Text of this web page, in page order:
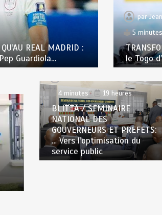
REAL MADRID :
Guardiola…
par
5 minutes
le Togo
4 minutes
19 heures
BLITTA / SEMINAIRE
NATIONAL DES
GOUVERNEURS ET PREFETS:
… Vers l’optimisation du
service public